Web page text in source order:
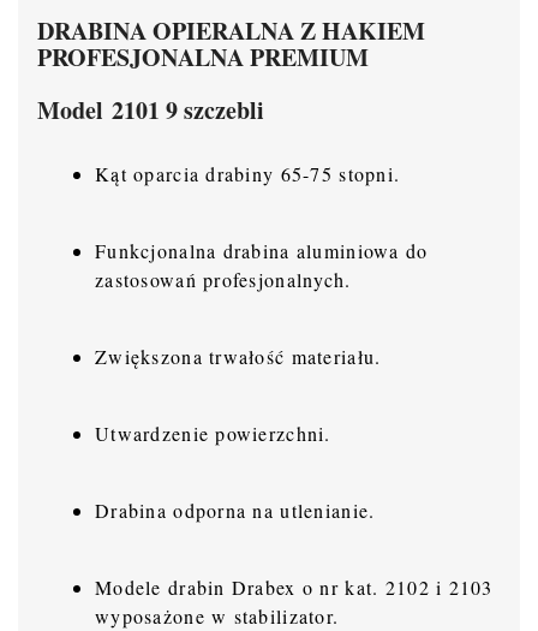
DRABINA OPIERALNA Z HAKIEM
PROFESJONALNA PREMIUM
Model 2101 9 szczebli
Kąt oparcia drabiny 65-75 stopni.
Funkcjonalna drabina aluminiowa do
zastosowań profesjonalnych.
Zwiększona trwałość materiału.
Utwardzenie powierzchni.
Drabina odporna na utlenianie.
Modele drabin Drabex o nr kat. 2102 i 2103
wyposażone w stabilizator.